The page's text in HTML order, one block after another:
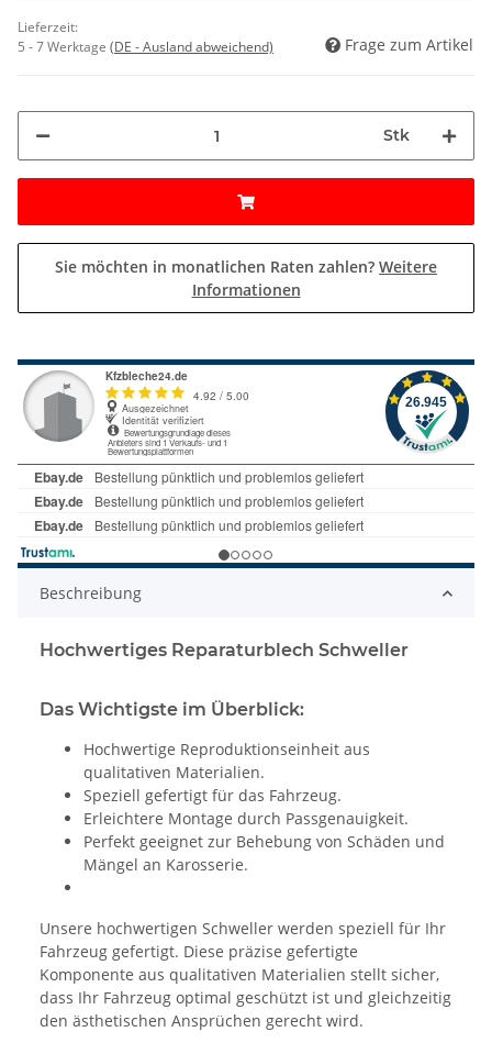
Lieferzeit:
5 - 7 Werktage (DE - Ausland abweichend) Frage zum Artikel
Stk
Sie möchten in monatlichen Raten zahlen? Weitere
Informationen
Beschreibung
Hochwertiges Reparaturblech Schweller
Das Wichtigste im Überblick:
Hochwertige Reproduktionseinheit aus
qualitativen Materialien.
Speziell gefertigt für das Fahrzeug.
Erleichtere Montage durch Passgenauigkeit.
Perfekt geeignet zur Behebung von Schäden und
Mängel an Karosserie.
Unsere hochwertigen Schweller werden speziell für Ihr
Fahrzeug gefertigt. Diese präzise gefertigte
Komponente aus qualitativen Materialien stellt sicher,
dass Ihr Fahrzeug optimal geschützt ist und gleichzeitig
den ästhetischen Ansprüchen gerecht wird.